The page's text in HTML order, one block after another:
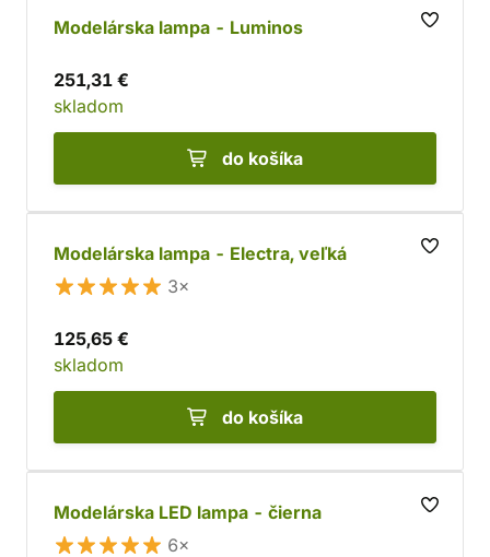
Modelárska lampa - Luminos
251,31 €
skladom
do košíka
Modelárska lampa - Electra, veľká
3×
125,65 €
skladom
do košíka
Modelárska LED lampa - čierna
6×